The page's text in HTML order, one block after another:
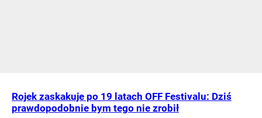
Rojek zaskakuje po 19 latach OFF Festivalu: Dziś
prawdopodobnie bym tego nie zrobił